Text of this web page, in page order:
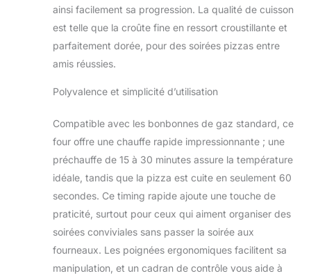
pour une cuisson
ininterrompue :
quelle que soit la
durable incluse.
caractéristique
protège votre four à
d'autres éléments,
assurant une
performance fiable
dans n'importe quel
environnement
pizza complet :
faites passer vos
ainsi facilement sa progression. La qualité de cuisson
est telle que la croûte fine en ressort croustillante et
parfaitement dorée, pour des soirées pizzas entre
amis réussies.
Polyvalence et simplicité d’utilisation
Compatible avec les bonbonnes de gaz standard, ce
four offre une chauffe rapide impressionnante ; une
préchauffe de 15 à 30 minutes assure la température
idéale, tandis que la pizza est cuite en seulement 60
secondes. Ce timing rapide ajoute une touche de
praticité, surtout pour ceux qui aiment organiser des
soirées conviviales sans passer la soirée aux
fourneaux. Les poignées ergonomiques facilitent sa
manipulation, et un cadran de contrôle vous aide à